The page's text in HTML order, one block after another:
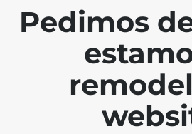
Pedimos